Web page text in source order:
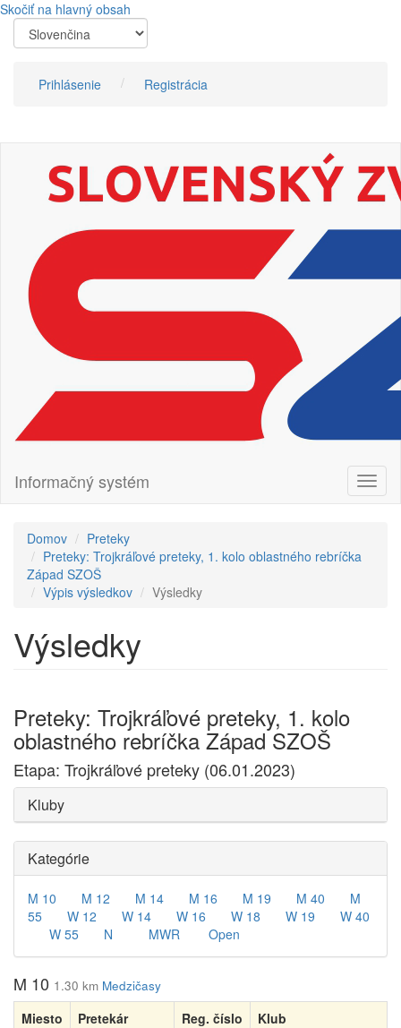
Skočiť na hlavný obsah
Prihlásenie Registrácia
Informačný systém
Domov
Preteky
Preteky: Trojkráľové preteky, 1. kolo oblastného rebríčka
Západ SZOŠ
Výpis výsledkov
Výsledky
Výsledky
Preteky: Trojkráľové preteky, 1. kolo
oblastného rebríčka Západ SZOŠ
Etapa: Trojkráľové preteky (06.01.2023)
Kluby
Kategórie
M 10 M 12 M 14 M 16 M 19 M 40
M
55
W 12 W 14 W 16 W 18 W 19
W 40
W 55
N MWR Open
M 10 1.30 km Medzičasy
Miesto Pretekár Reg. číslo
Klub